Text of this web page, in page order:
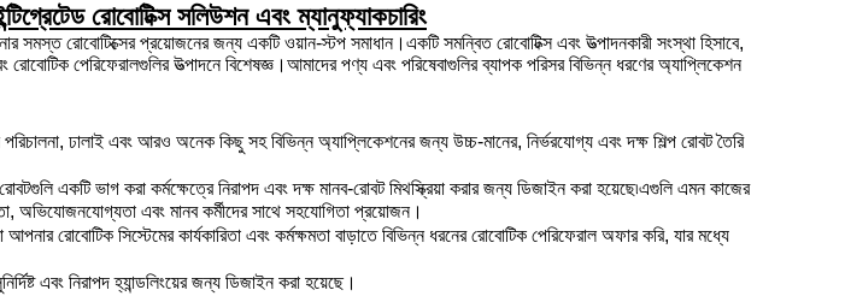
রোবোটিক্স সলিউশন এবং ম্যানুফ্যাকচারিং
সমস্ত রোবোটিক্সের প্রয়োজনের জন্য একটি ওয়ান-স্টপ সমাধান।একটি সমন্বিত রোবোটিক্স এবং উত্পাদনকারী সংস্থা হিসাবে,
পেরিফেরালগুলির উত্পাদনে বিশেষজ্ঞ।আমাদের পণ্য এবং পরিষেবাগুলির ব্যাপক পরিসর বিভিন্ন ধরণের অ্যাপ্লিকেশন
ঢালাই এবং আরও অনেক কিছু সহ বিভিন্ন অ্যাপ্লিকেশনের জন্য উচ্চ-মানের, নির্ভরযোগ্য এবং দক্ষ শিল্প রোবট তৈরি
একটি ভাগ করা কর্মক্ষেত্রে নিরাপদ এবং দক্ষ মানব-রোবট মিথস্ক্রিয়া করার জন্য ডিজাইন করা হয়েছে৷এগুলি এমন কাজের
অভিযোজনযোগ্যতা এবং মানব কর্মীদের সাথে সহযোগিতা প্রয়োজন।
রোবোটিক সিস্টেমের কার্যকারিতা এবং কর্মক্ষমতা বাড়াতে বিভিন্ন ধরনের রোবোটিক পেরিফেরাল অফার করি, যার মধ্যে
এবং নিরাপদ হ্যান্ডলিংয়ের জন্য ডিজাইন করা হয়েছে।